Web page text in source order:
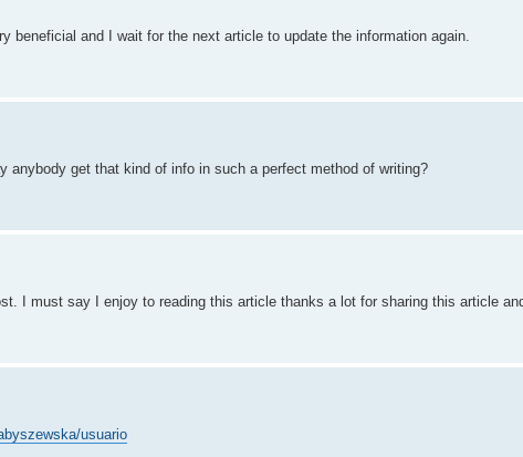
beneficial and I wait for the next article to update the information again.
anybody get that kind of info in such a perfect method of writing?
I must say I enjoy to reading this article thanks a lot for sharing this article
usuario